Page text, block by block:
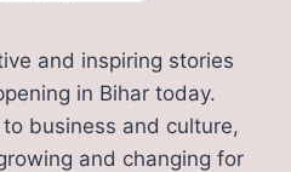
and inspiring stories
in Bihar today.
business and culture,
and changing for